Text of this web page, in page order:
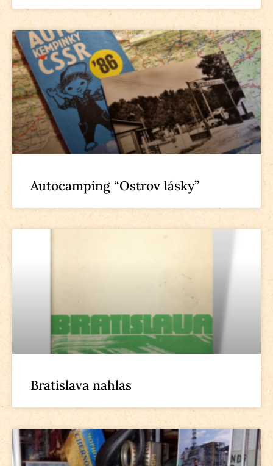
Autocamping “Ostrov lásky”
Bratislava nahlas